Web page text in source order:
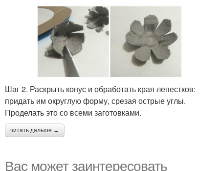
Шаг 2. Раскрыть конус и обработать края лепестков:
придать им округлую форму, срезая острые углы.
Проделать это со всеми заготовками.
читать дальше →
Вас может заинтересовать